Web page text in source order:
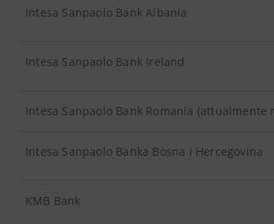
Intesa Sanpaolo Bank Albania
Intesa Sanpaolo Bank Ireland
Intesa Sanpaolo Bank Romania (attualmente
Intesa Sanpaolo Banka Bosna i Hercegovina
KMB Bank